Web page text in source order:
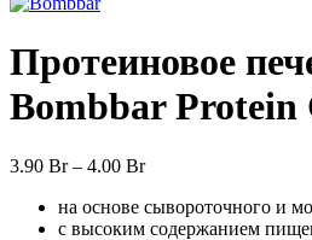
Протеиновое
Bombbar Protein
3.90 Br– 4.00 Br
на основе сывороточного и
с высоким содержанием